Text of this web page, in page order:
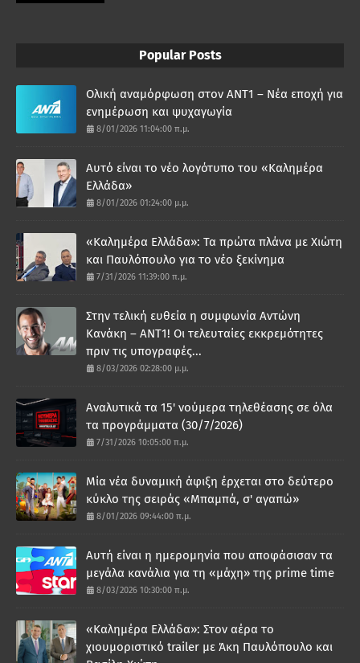
Popular Posts
Ολική αναμόρφωση στον ΑΝΤ1 – Νέα εποχή για
ενημέρωση και ψυχαγωγία
8/01/2026 11:04:00 π.μ.
Αυτό είναι το νέο λογότυπο του «Καλημέρα
Ελλάδα»
8/01/2026 01:24:00 μ.μ.
«Καλημέρα Ελλάδα»: Τα πρώτα πλάνα με Χιώτη
και Παυλόπουλο για το νέο ξεκίνημα
7/31/2026 11:39:00 π.μ.
Στην τελική ευθεία η συμφωνία Αντώνη
Κανάκη – ΑΝΤ1! Οι τελευταίες εκκρεμότητες
πριν τις υπογραφές...
8/03/2026 02:28:00 μ.μ.
Αναλυτικά τα 15' νούμερα τηλεθέασης σε όλα
τα προγράμματα (30/7/2026)
7/31/2026 10:05:00 π.μ.
Μία νέα δυναμική άφιξη έρχεται στο δεύτερο
κύκλο της σειράς «Μπαμπά, σ' αγαπώ»
8/01/2026 09:44:00 π.μ.
Αυτή είναι η ημερομηνία που αποφάσισαν τα
μεγάλα κανάλια για τη «μάχη» της prime time
8/03/2026 10:30:00 π.μ.
«Καλημέρα Ελλάδα»: Στον αέρα το
χιουμοριστικό trailer με Άκη Παυλόπουλο και